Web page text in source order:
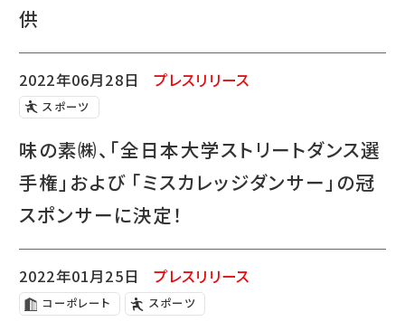
供
2022年06月28日 プレスリリース
スポーツ
味の素㈱、「全日本大学ストリートダンス選
手権」および 「ミスカレッジダンサー」の冠
スポンサーに決定！
2022年01月25日 プレスリリース
コーポレート スポーツ